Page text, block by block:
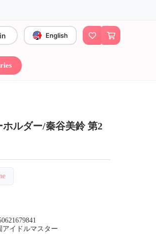
English
ルダー/秦谷美鈴 第2
アイドルマスター